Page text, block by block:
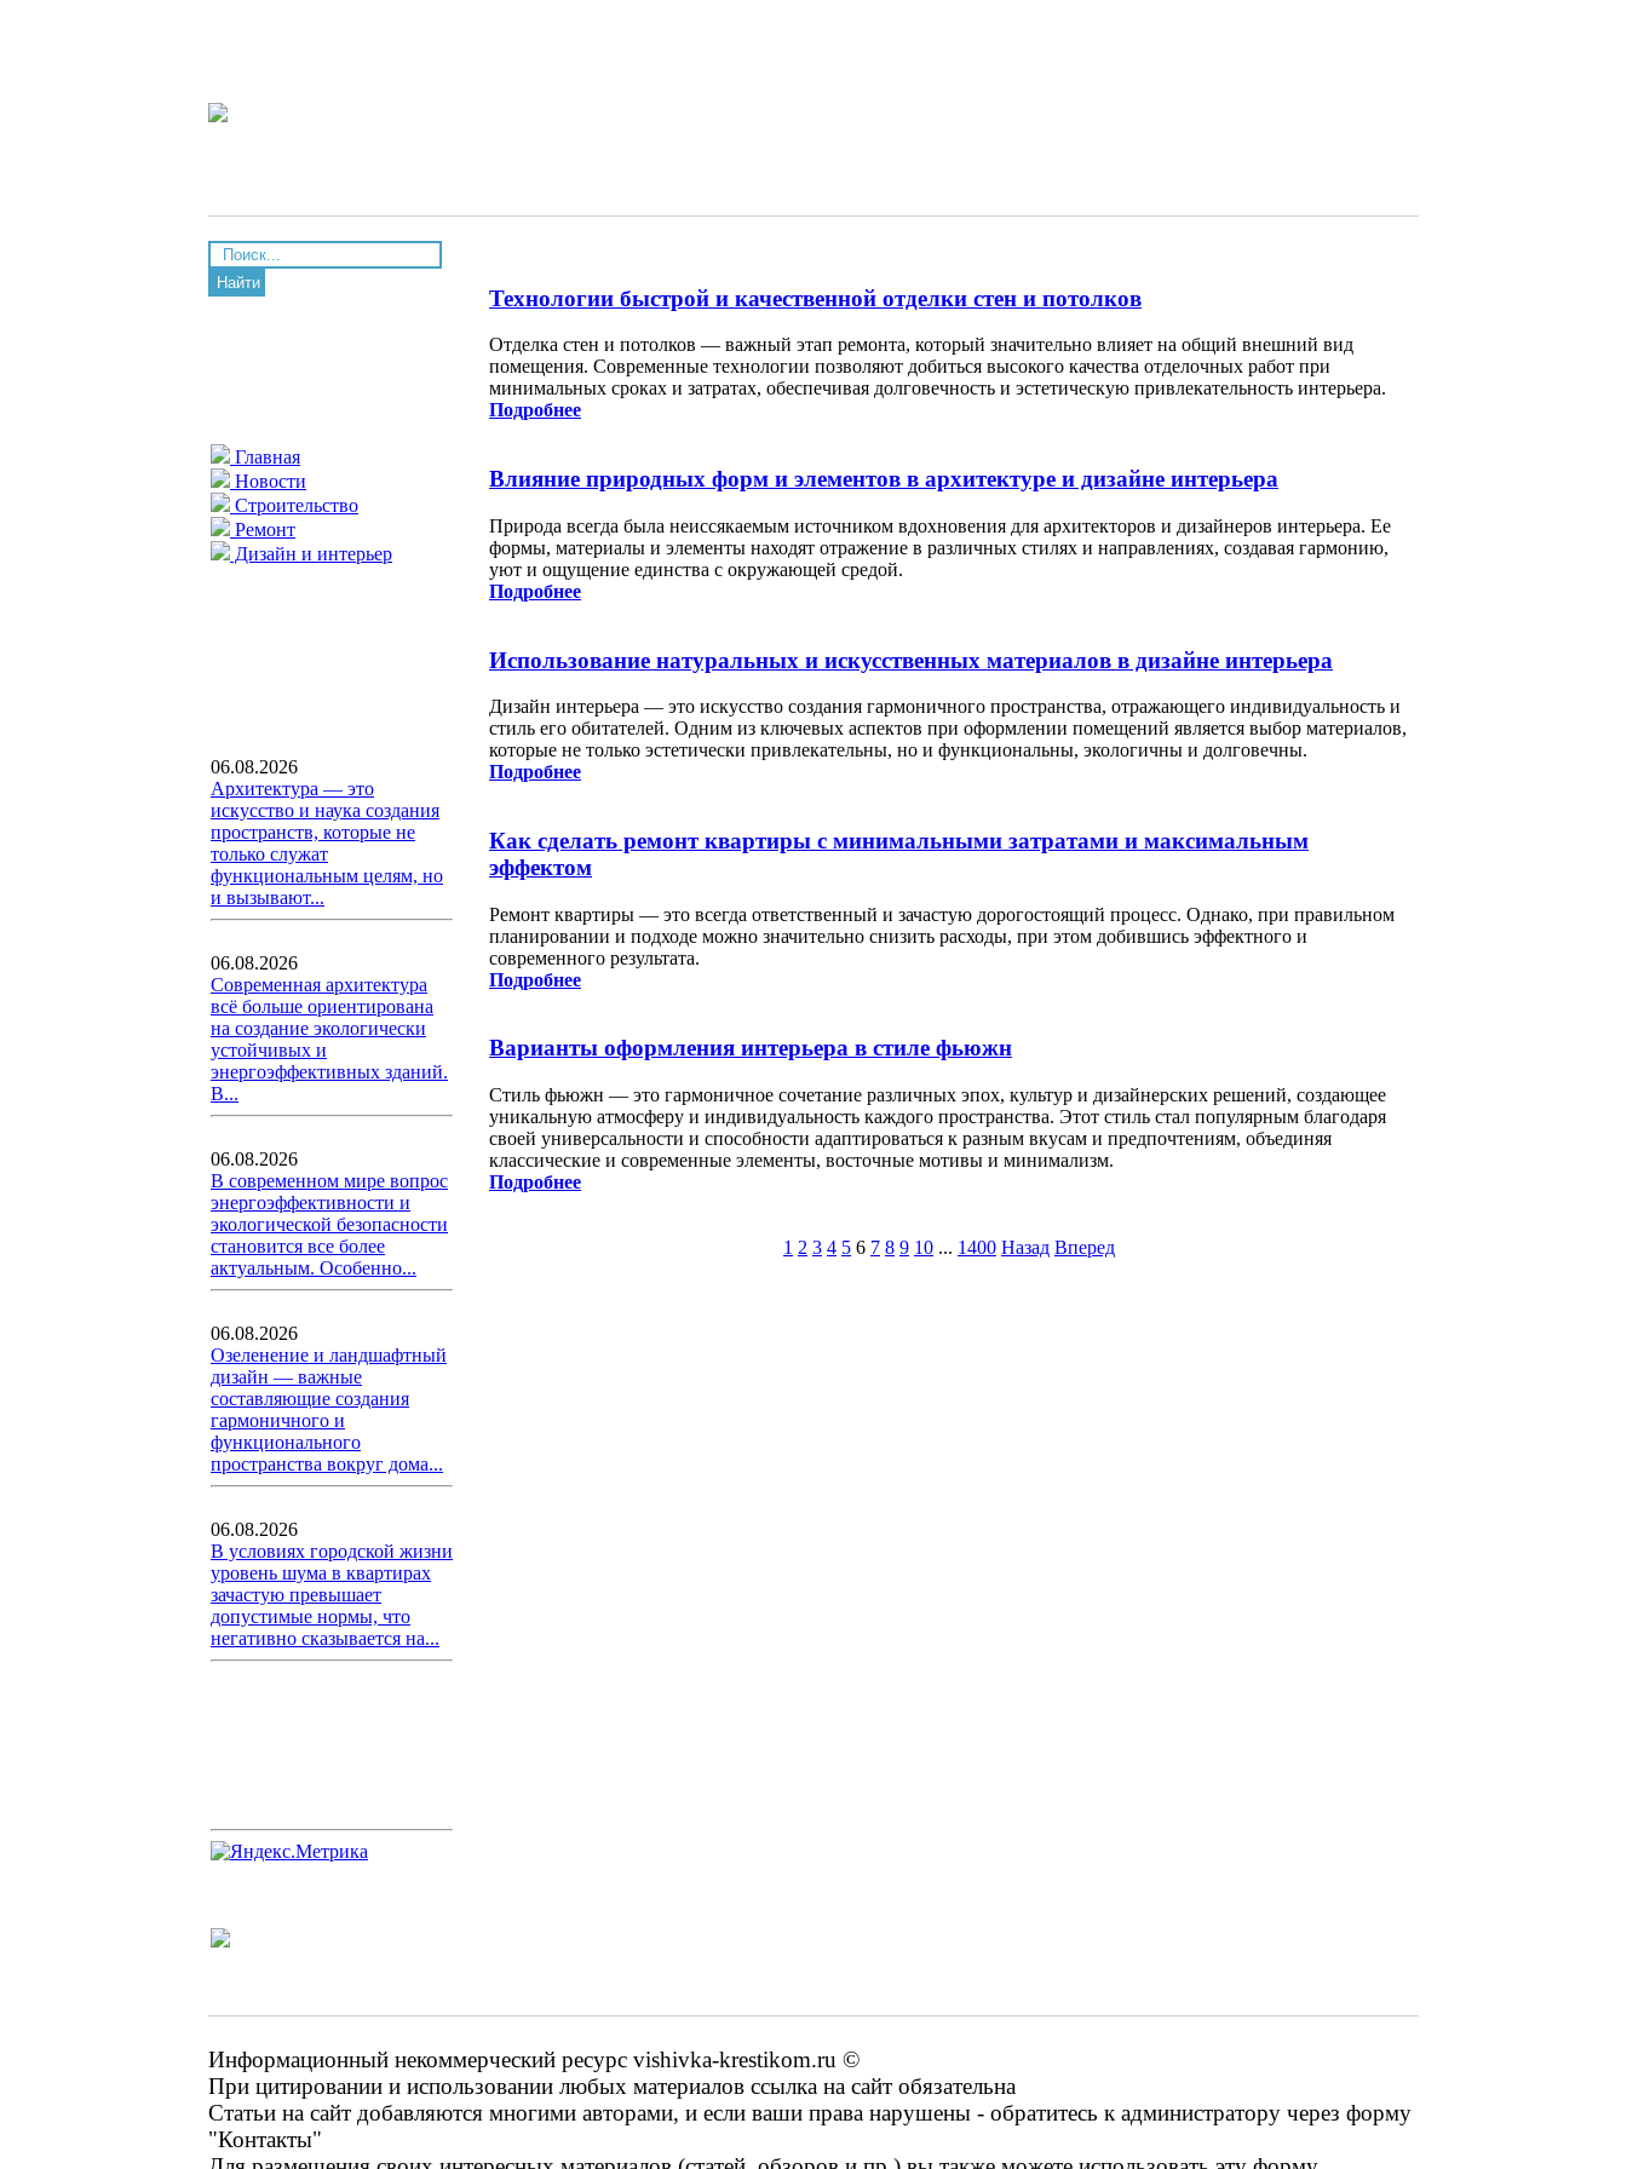
Найти
Главная
Новости
Строительство
Ремонт
Дизайн и интерьер
06.08.2026
Архитектура — это
искусство и наука создания
пространств, которые не
только служат
функциональным целям, но
и вызывают...
06.08.2026
Современная архитектура
всё больше ориентирована
на создание экологически
устойчивых и
энергоэффективных зданий.
В...
06.08.2026
В современном мире вопрос
энергоэффективности и
экологической безопасности
становится все более
актуальным. Особенно...
06.08.2026
Озеленение и ландшафтный
дизайн — важные
составляющие создания
гармоничного и
функционального
пространства вокруг дома...
06.08.2026
В условиях городской жизни
уровень шума в квартирах
зачастую превышает
допустимые нормы, что
негативно сказывается на...
Технологии быстрой и качественной отделки стен и потолков
Отделка стен и потолков — важный этап ремонта, который значительно влияет на общий внешний вид
помещения. Современные технологии позволяют добиться высокого качества отделочных работ при
минимальных сроках и затратах, обеспечивая долговечность и эстетическую привлекательность интерьера.
Подробнее
Влияние природных форм и элементов в архитектуре и дизайне интерьера
Природа всегда была неиссякаемым источником вдохновения для архитекторов и дизайнеров интерьера. Ее
формы, материалы и элементы находят отражение в различных стилях и направлениях, создавая гармонию,
уют и ощущение единства с окружающей средой.
Подробнее
Использование натуральных и искусственных материалов в дизайне интерьера
Дизайн интерьера — это искусство создания гармоничного пространства, отражающего индивидуальность и
стиль его обитателей. Одним из ключевых аспектов при оформлении помещений является выбор материалов,
которые не только эстетически привлекательны, но и функциональны, экологичны и долговечны.
Подробнее
Как сделать ремонт квартиры с минимальными затратами и максимальным
эффектом
Ремонт квартиры — это всегда ответственный и зачастую дорогостоящий процесс. Однако, при правильном
планировании и подходе можно значительно снизить расходы, при этом добившись эффектного и
современного результата.
Подробнее
Варианты оформления интерьера в стиле фьюжн
Стиль фьюжн — это гармоничное сочетание различных эпох, культур и дизайнерских решений, создающее
уникальную атмосферу и индивидуальность каждого пространства. Этот стиль стал популярным благодаря
своей универсальности и способности адаптироваться к разным вкусам и предпочтениям, объединяя
классические и современные элементы, восточные мотивы и минимализм.
Подробнее
1 2 3 4 5 6 7 8 9 10 ... 1400 Назад Вперед
Информационный некоммерческий ресурс vishivka-krestikom.ru ©
При цитировании и использовании любых материалов ссылка на сайт обязательна
Статьи на сайт добавляются многими авторами, и если ваши права нарушены - обратитесь к администратору через форму
"Контакты"